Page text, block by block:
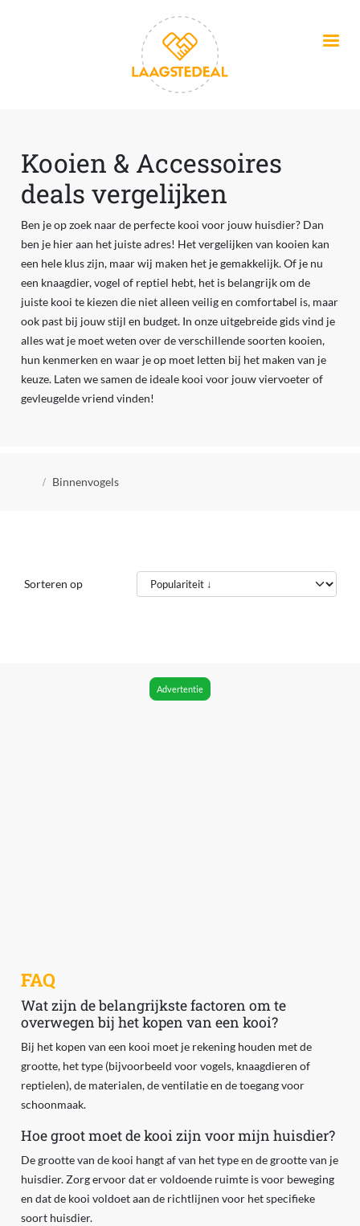
Kooien & Accessoires
deals vergelijken
Ben je op zoek naar de perfecte kooi voor jouw huisdier? Dan
ben je hier aan het juiste adres! Het vergelijken van kooien kan
een hele klus zijn, maar wij maken het je gemakkelijk. Of je nu
een knaagdier, vogel of reptiel hebt, het is belangrijk om de
juiste kooi te kiezen die niet alleen veilig en comfortabel is, maar
ook past bij jouw stijl en budget. In onze uitgebreide gids vind je
alles wat je moet weten over de verschillende soorten kooien,
hun kenmerken en waar je op moet letten bij het maken van je
keuze. Laten we samen de ideale kooi voor jouw viervoeter of
gevleugelde vriend vinden!
Kruimelpad
Binnenvogels
Sorteren op
Advertentie
FAQ
Wat zijn de belangrijkste factoren om te
overwegen bij het kopen van een kooi?
Bij het kopen van een kooi moet je rekening houden met de
grootte, het type (bijvoorbeeld voor vogels, knaagdieren of
reptielen), de materialen, de ventilatie en de toegang voor
schoonmaak.
Hoe groot moet de kooi zijn voor mijn huisdier?
De grootte van de kooi hangt af van het type en de grootte van je
huisdier. Zorg ervoor dat er voldoende ruimte is voor beweging
en dat de kooi voldoet aan de richtlijnen voor het specifieke
soort huisdier.